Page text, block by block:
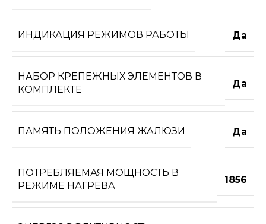
ИНДИКАЦИЯ РЕЖИМОВ РАБОТЫ Да
НАБОР КРЕПЕЖНЫХ ЭЛЕМЕНТОВ В
КОМПЛЕКТЕ
Да
ПАМЯТЬ ПОЛОЖЕНИЯ ЖАЛЮЗИ Да
ПОТРЕБЛЯЕМАЯ МОЩНОСТЬ В
РЕЖИМЕ НАГРЕВА
1856